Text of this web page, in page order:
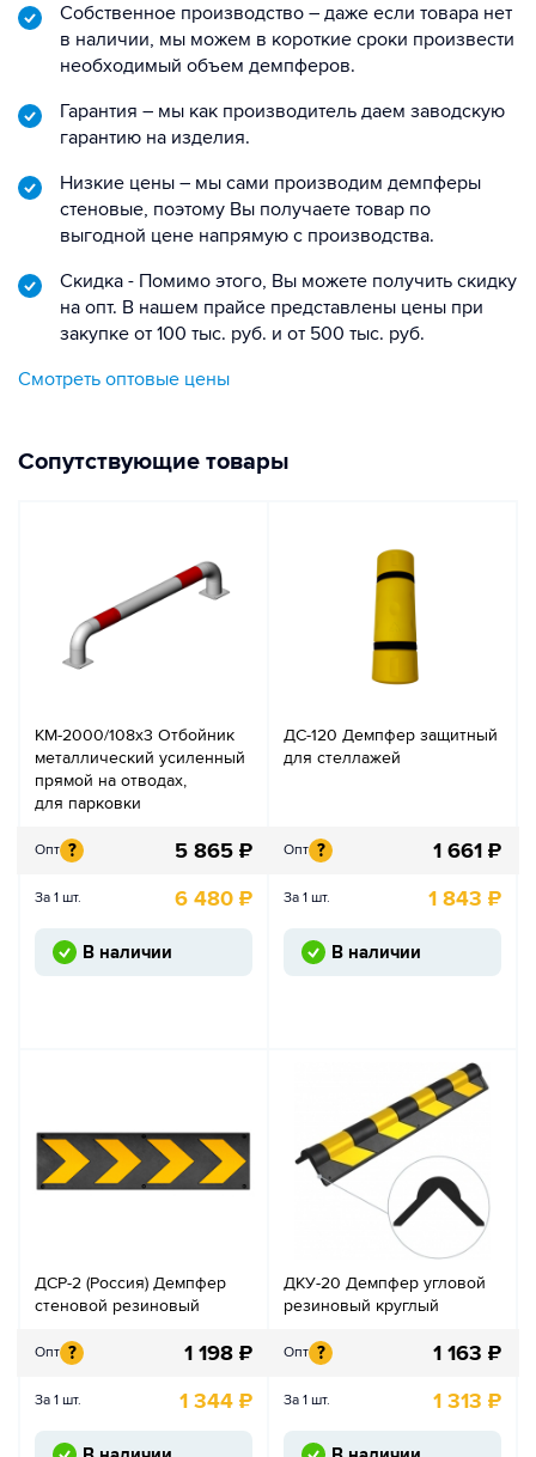
Собственное производство – даже если товара нет
в наличии, мы можем в короткие сроки произвести
необходимый объем демпферов.
Гарантия – мы как производитель даем заводскую
гарантию на изделия.
Низкие цены – мы сами производим демпферы
стеновые, поэтому Вы получаете товар по
выгодной цене напрямую с производства.
Скидка - Помимо этого, Вы можете получить скидку
на опт. В нашем прайсе представлены цены при
закупке от 100 тыс. руб. и от 500 тыс. руб.
Смотреть оптовые цены
Сопутствующие товары
КМ-2000/108х3 Отбойник
металлический усиленный
прямой на отводах,
для парковки
Опт ? 5 865 ₽
За 1 шт. 6 480 ₽
В наличии
ДС-120 Демпфер защитный
для стеллажей
Опт ? 1 661 ₽
За 1 шт. 1 843 ₽
В наличии
ДСР-2 (Россия) Демпфер
стеновой резиновый
Опт ? 1 198 ₽
За 1 шт. 1 344 ₽
ДКУ-20 Демпфер угловой
резиновый круглый
Опт ? 1 163 ₽
За 1 шт. 1 313 ₽